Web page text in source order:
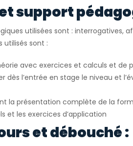
support
utilisées sont : interrogatives,
utilisés sont :
avec exercices et calculs et de
dès l’entrée en stage le niveau et
la présentation complète de la
et les exercices d’application
et débouché :